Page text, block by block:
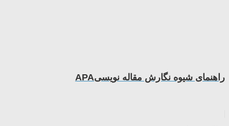
راهنمای شیوه نگارش مقاله نویسیAPA